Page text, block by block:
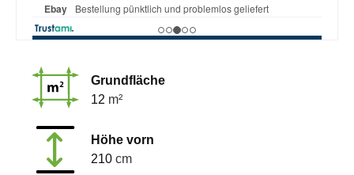
Grundfläche
12 m²
Höhe vorn
210 cm